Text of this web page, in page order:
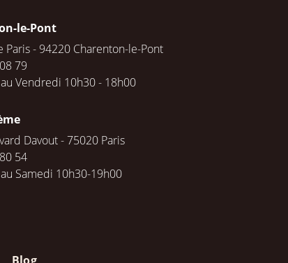
le-Pont
Paris - 94220 Charenton-le-Pont
79
Vendredi 10h30 - 18h00
Davout - 75020 Paris
54
Samedi 10h30-19h00